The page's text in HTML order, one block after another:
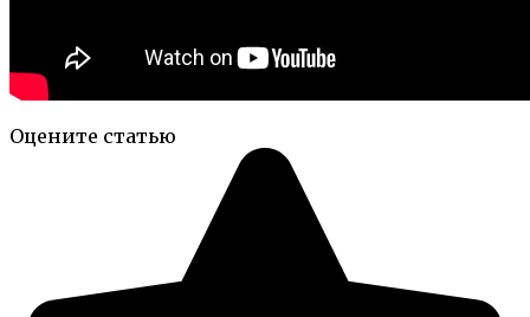
Оцените статью